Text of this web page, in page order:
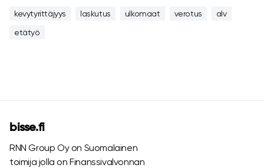
kevytyrittäjyys laskutus ulkomaat verotus
alv
etätyö
bisse.fi
RNN Group Oy on Suomalainen
toimija jolla on Finanssivalvonnan